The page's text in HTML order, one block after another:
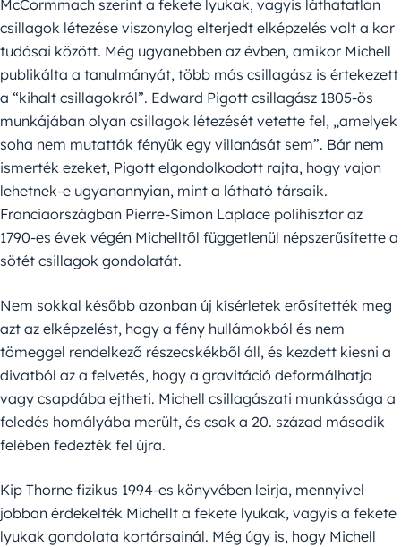
McCormmach szerint a fekete lyukak, vagyis láthatatlan
csillagok létezése viszonylag elterjedt elképzelés volt a kor
tudósai között. Még ugyanebben az évben, amikor Michell
publikálta a tanulmányát, több más csillagász is értekezett
a “kihalt csillagokról”. Edward Pigott csillagász 1805-ös
munkájában olyan csillagok létezését vetette fel, „amelyek
soha nem mutatták fényük egy villanását sem”. Bár nem
ismerték ezeket, Pigott elgondolkodott rajta, hogy vajon
lehetnek-e ugyanannyian, mint a látható társaik.
Franciaországban Pierre-Simon Laplace polihisztor az
1790-es évek végén Michelltől függetlenül népszerűsítette a
sötét csillagok gondolatát.
Nem sokkal később azonban új kísérletek erősítették meg
azt az elképzelést, hogy a fény hullámokból és nem
tömeggel rendelkező részecskékből áll, és kezdett kiesni a
divatból az a felvetés, hogy a gravitáció deformálhatja
vagy csapdába ejtheti. Michell csillagászati munkássága a
feledés homályába merült, és csak a 20. század második
felében fedezték fel újra.
Kip Thorne fizikus 1994-es könyvében leírja, mennyivel
jobban érdekelték Michellt a fekete lyukak, vagyis a fekete
lyukak gondolata kortársainál. Még úgy is, hogy Michell